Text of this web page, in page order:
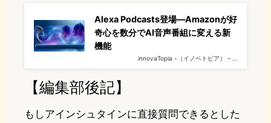
Alexa Podcasts登場—Amazonが好
奇心を数分でAI音声番組に変える新
機能
innovaTopia -（イノベトピア） – …
【編集部後記】
もしアインシュタインに直接質問できるとした